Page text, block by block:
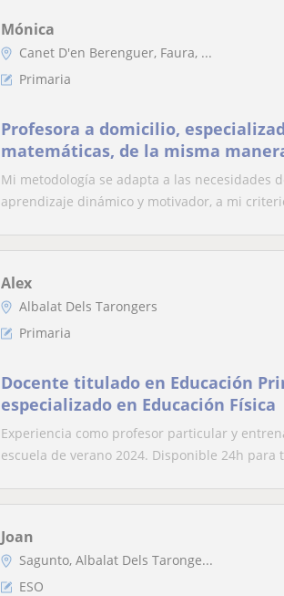
Mónica
Canet D'en Berenguer, Faura, ...
Primaria
Profesora a domicilio,
matemáticas, de la misma
cómodamente en repaso general
Mi metodología se adapta a las necesidades
aprendizaje dinámico y motivador, a mi
Alex
Albalat Dels Tarongers
Primaria
Docente titulado en Educación
especializado en Educación Física
Experiencia como profesor particular y
escuela de verano 2024. Disponible 24h para
Joan
Sagunto, Albalat Dels Taronge...
ESO